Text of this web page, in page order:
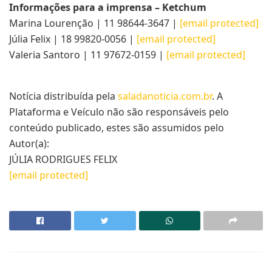
Informações para a imprensa – Ketchum
Marina Lourenção | 11 98644-3647 | [email protected]
Júlia Felix | 18 99820-0056 | [email protected]
Valeria Santoro | 11 97672-0159 | [email protected]
Notícia distribuída pela saladanoticia.com.br. A
Plataforma e Veículo não são responsáveis pelo
conteúdo publicado, estes são assumidos pelo
Autor(a):
JÚLIA RODRIGUES FELIX
[email protected]